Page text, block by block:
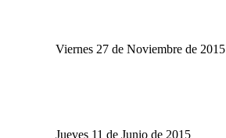
Viernes 27 de Noviembre de 2015
Jueves 11 de Junio de 2015